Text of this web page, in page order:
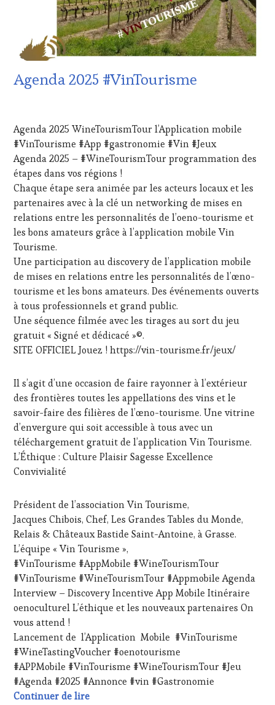
DE-
PROVENCE,
VITICOLE,
ADHÉRENT,
EDITION
LES
CLÉS
DU
VIN
ET
DE
LA
HAUTE
FRANÇAISE
INVITATIONS
&
DÉGUSTATIONS,
WINE
TASTING
LIVE
STREAMING,
MÉDIAS,
RADIO,
TV,
WEB,
OENOTOURISME,
PARTENAIRES
VIN
TOURISME,
PRODUCTEURS
CHEF,
CUISINIER,
ŒNOLOGUE,
SOMMELIER,
SALONS
VIGNOBLES,
WINE
TASTING
VOUCHER,
WINE
TOURISM
FAME,
WINE
TOURISM
TOUR,
Agenda 2025 #VinTourisme
2024
Agenda 2025 WineTourismTour l’Application mobile
#VinTourisme #App #gastronomie #Vin #Jeux
Agenda 2025 – #WineTourismTour programmation des
étapes dans vos régions !
Chaque étape sera animée par les acteurs locaux et les
partenaires avec à la clé un networking de mises en
relations entre les personnalités de l’oeno-tourisme et
les bons amateurs grâce à l’application mobile Vin
Tourisme.
Une participation au discovery de l’application mobile
de mises en relations entre les personnalités de l’œno-
tourisme et les bons amateurs. Des événements ouverts
à tous professionnels et grand public.
Une séquence filmée avec les tirages au sort du jeu
gratuit « Signé et dédicacé »©.
SITE OFFICIEL Jouez ! https://vin-tourisme.fr/jeux/
Il s’agit d’une occasion de faire rayonner à l’extérieur
des frontières toutes les appellations des vins et le
savoir-faire des filières de l’œno-tourisme. Une vitrine
d’envergure qui soit accessible à tous avec un
téléchargement gratuit de l’application Vin Tourisme.
L’Éthique : Culture Plaisir Sagesse Excellence
Convivialité
Président de l’association Vin Tourisme,
Jacques Chibois, Chef, Les Grandes Tables du Monde,
Relais & Châteaux Bastide Saint-Antoine, à Grasse.
L’équipe « Vin Tourisme »,
#VinTourisme #AppMobile #WineTourismTour
#VinTourisme #WineTourismTour #Appmobile Agenda
Interview – Discovery Incentive App Mobile Itinéraire
oenoculturel L’éthique et les nouveaux partenaires On
vous attend !
Lancement de l’Application Mobile #VinTourisme
#WineTastingVoucher #oenotourisme
#APPMobile #VinTourisme #WineTourismTour #Jeu
#Agenda #2025 #Annonce #vin #Gastronomie
Continuer de lireAgenda 2025 #VinTourisme